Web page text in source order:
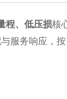
程、低压损核
务响应，